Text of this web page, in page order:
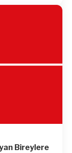
Bireylere